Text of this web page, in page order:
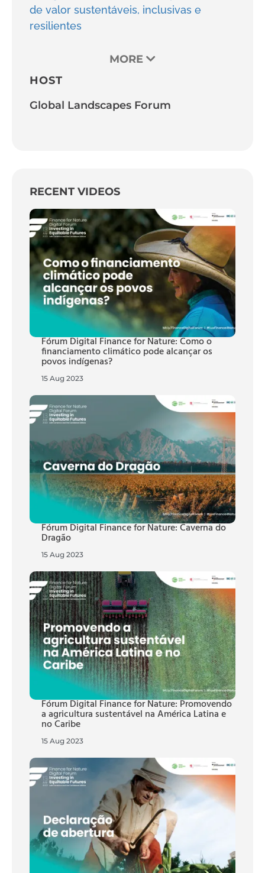
de valor sustentáveis, inclusivas e
resilientes
MORE
HOST
Global Landscapes Forum
RECENT VIDEOS
Fórum Digital Finance for Nature: Como o
financiamento climático pode alcançar os
povos indígenas?
15 Aug 2023
Fórum Digital Finance for Nature: Caverna do
Dragão
15 Aug 2023
Fórum Digital Finance for Nature: Promovendo
a agricultura sustentável na América Latina e
no Caribe
15 Aug 2023